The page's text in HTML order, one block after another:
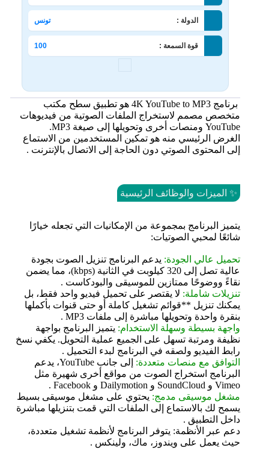
الدولة : تونس
قوة السمعة : 100
برنامج 4K YouTube to MP3 هو تطبيق سطح مكتب
متخصص مصمم لاستخراج الملفات الصوتية من فيديوهات
YouTube ومنصات أخرى وتحويلها إلى صيغة MP3.
الغرض الرئيسي منه هو تمكين المستخدمين من الاستماع
إلى المحتوى الصوتي دون الحاجة إلى الاتصال بالإنترنت .
✨ الميزات والوظائف الرئيسية
يتميز البرنامج بمجموعة من الإمكانيات التي تجعله خيارًا
شائعًا لمحبي الصوتيات:
تحميل عالي الجودة: يدعم البرنامج تنزيل الصوت بجودة
عالية تصل إلى 320 كيلوبت في الثانية (kbps)، مما يضمن
نقاءً ووضوحًا ممتازين للموسيقى والبودكاست .
تنزيلات شاملة: لا يقتصر على تحميل فيديو واحد فقط، بل
يمكنك تنزيل **قوائم تشغيل كاملة أو حتى قنوات بأكملها
بنقرة واحدة وتحويلها مباشرة إلى ملفات MP3 .
واجهة بسيطة وسهلة الاستخدام: يتميز البرنامج بواجهة
نظيفة ومرتبة تسهل على الجميع عملية التحويل. يكفي نسخ
رابط الفيديو ولصقه في البرنامج لبدء التحميل .
التوافق مع منصات متعددة:
إلى جانب YouTube، يدعم
البرنامج استخراج الصوت من مواقع أخرى شهيرة مثل
Vimeo و SoundCloud و Dailymotion و Facebook .
مشغل موسيقى مدمج: يحتوي على مشغل موسيقى بسيط
يسمح لك بالاستماع إلى الملفات التي قمت بتنزيلها مباشرة
داخل التطبيق .
دعم عبر الأنظمة: يتوفر البرنامج لأنظمة تشغيل متعددة،
حيث يعمل على ويندوز، ماك، ولينكس .